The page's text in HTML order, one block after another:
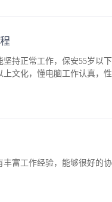
持正常工作，保安55岁以
文化，懂电脑工作认真，
富工作经验，能够很好的